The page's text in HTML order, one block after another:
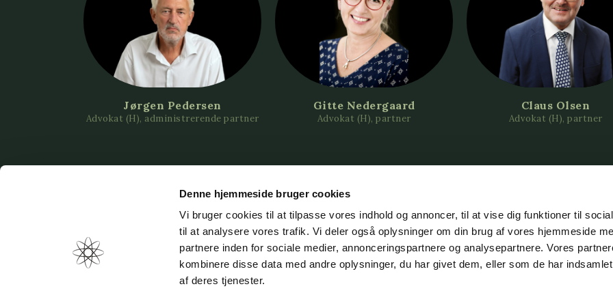
Denne hjemmeside bruger cookies
Vi bruger cookies til at tilpasse vores indhold og annoncer, til at vise dig funktioner til
til at analysere vores trafik. Vi deler også oplysninger om din brug af vores hjemmeside
partnere inden for sociale medier, annonceringspartnere og analysepartnere. Vores
kombinere disse data med andre oplysninger, du har givet dem, eller som de har
af deres tjenester.
Jørgen Pedersen
Advokat (H), administrerende partner
Gitte Nedergaard
Advokat (H), partner
Claus Olsen
Advokat (H), partner
UNIVERSADVOKATER
(+45) 89 34 35 36
CVR DK-44 27 89 28